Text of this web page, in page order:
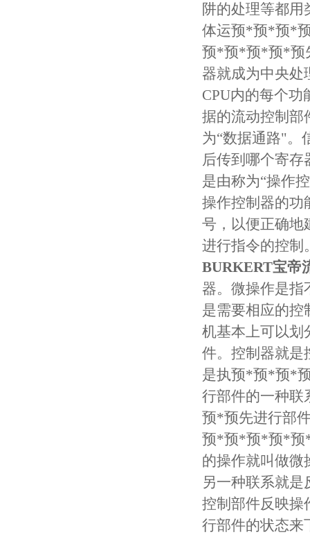
阱的处理等都
体运预*预*预*
预*预*预*预*预
器就成为中央
CPU内的每个
据的流动控制部
为“数据通路"。
后传到哪个寄
是由称为“操作
操作控制器的功
号，以便正确
进行指令的控制
BURKERT宝帝
器。微操作是
是需要相应的控
机基本上可以
件。控制器就是
是执预*预*预*
行部件的一种
预*预先进行部
预*预*预*预*预
的操作就叫做
另一种联系就
控制部件反映
行部件的状态来